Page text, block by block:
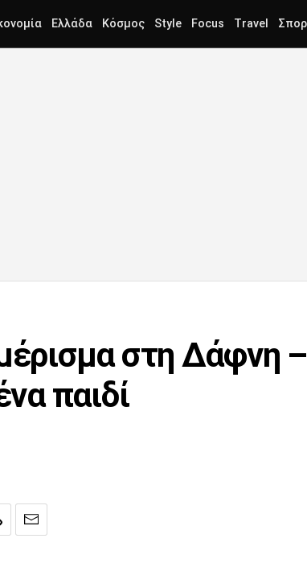
Ελλάδα Κόσμος Style Focus Travel Σπορ
στη Δάφνη
παιδί